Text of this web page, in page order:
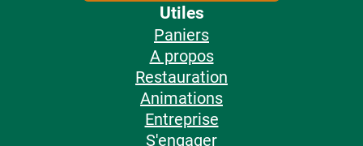
Utiles
Paniers
A propos
Restauration
Animations
Entreprise
S'engager